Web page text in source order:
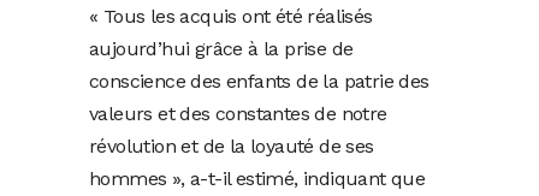
« Tous les acquis ont été réalisés
aujourd’hui grâce à la prise de
conscience des enfants de la patrie des
valeurs et des constantes de notre
révolution et de la loyauté de ses
hommes », a-t-il estimé, indiquant que